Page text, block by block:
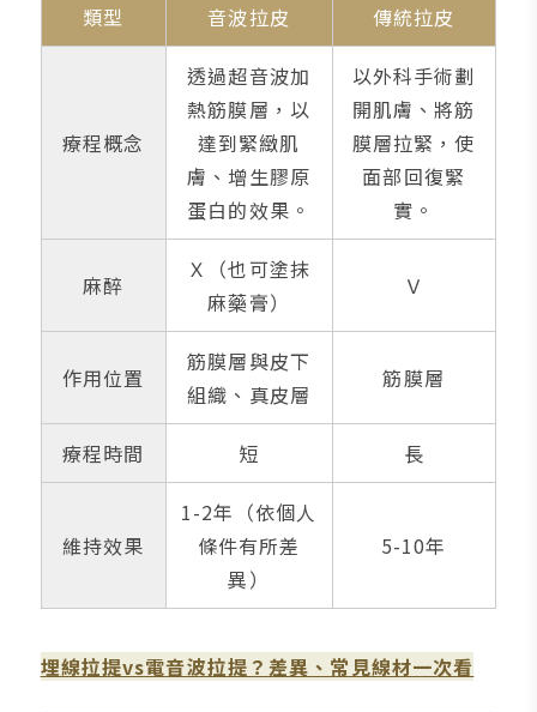
類型 音波拉皮 傳統拉皮
療程概念
透過超音波加
熱筋膜層，以
達到緊緻肌
膚、增生膠原
蛋白的效果。
以外科手術劃
開肌膚、將筋
膜層拉緊，使
面部回復緊
實。
麻醉
Ｘ（也可塗抹
麻藥膏）
Ｖ
作用位置
筋膜層與皮下
組織、真皮層
筋膜層
療程時間 短 長
維持效果
1-2年（依個人
條件有所差
異）
5-10年
埋線拉提vs電音波拉提？差異、常見線材一次看